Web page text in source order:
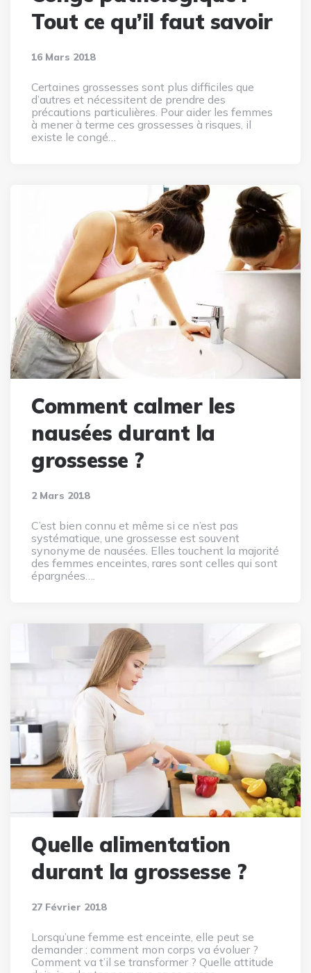
Tout ce qu’il faut savoir
16 Mars 2018
Certaines grossesses sont plus difficiles que
d’autres et nécessitent de prendre des
précautions particulières. Pour aider les femmes
à mener à terme ces grossesses à risques, il
existe le congé…
Comment calmer les
nausées durant la
grossesse ?
2 Mars 2018
C’est bien connu et même si ce n’est pas
systématique, une grossesse est souvent
synonyme de nausées. Elles touchent la majorité
des femmes enceintes, rares sont celles qui sont
épargnées….
Quelle alimentation
durant la grossesse ?
27 Février 2018
Lorsqu’une femme est enceinte, elle peut se
demander : comment mon corps va évoluer ?
Comment va t’il se transformer ? Quelle attitude